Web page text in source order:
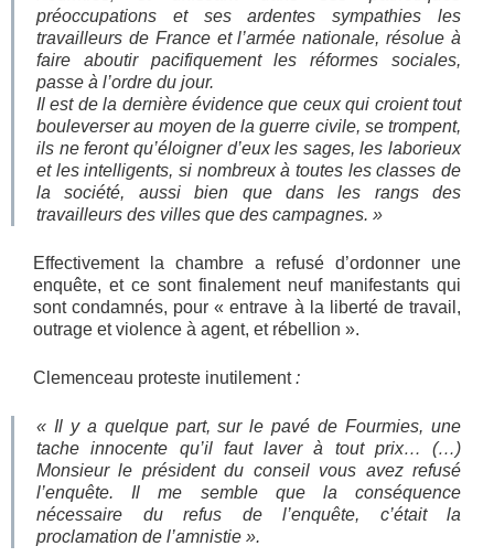
préoccupations et ses ardentes sympathies les
travailleurs de France et l’armée nationale, résolue à
faire aboutir pacifiquement les réformes sociales,
passe à l’ordre du jour.
Il est de la dernière évidence que ceux qui croient tout
bouleverser au moyen de la guerre civile, se trompent,
ils ne feront qu’éloigner d’eux les sages, les laborieux
et les intelligents, si nombreux à toutes les classes de
la société, aussi bien que dans les rangs des
travailleurs des villes que des campagnes. »
Effectivement la chambre a refusé d’ordonner une
enquête, et ce sont finalement neuf manifestants qui
sont condamnés, pour « entrave à la liberté de travail,
outrage et violence à agent, et rébellion ».
Clemenceau proteste inutilement:
« Il y a quelque part, sur le pavé de Fourmies, une
tache innocente qu’il faut laver à tout prix… (…)
Monsieur le président du conseil vous avez refusé
l’enquête. Il me semble que la conséquence
nécessaire du refus de l’enquête, c’était la
proclamation de l’amnistie ».